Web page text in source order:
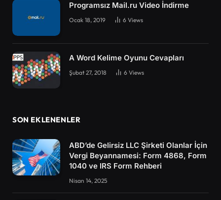
Programsız Mail.ru Video İndirme
Ocak 18, 2019 6 Views
A Word Kelime Oyunu Cevapları
Şubat 27, 2018 6 Views
SON EKLENENLER
ABD’de Gelirsiz LLC Şirketi Olanlar İçin
Vergi Beyannamesi: Form 4868, Form
1040 ve IRS Form Rehberi
Nisan 14, 2025